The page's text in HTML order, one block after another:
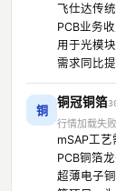
飞仕达传
PCB业务
用于光模
需求同比提
铜
铜冠铜箔
行情加载失败
mSAP工
PCB铜箔
超薄电子